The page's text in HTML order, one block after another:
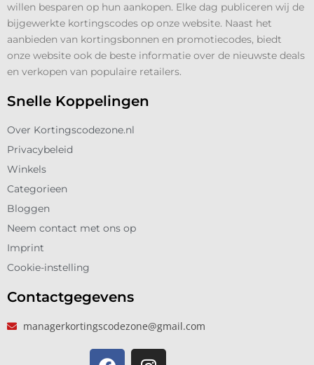
willen besparen op hun aankopen. Elke dag publiceren wij de
bijgewerkte kortingscodes op onze website. Naast het
aanbieden van kortingsbonnen en promotiecodes, biedt
onze website ook de beste informatie over de nieuwste deals
en verkopen van populaire retailers.
Snelle Koppelingen
Over Kortingscodezone.nl
Privacybeleid
Winkels
Categorieen
Bloggen
Neem contact met ons op
Imprint
Cookie-instelling
Contactgegevens
managerkortingscodezone@gmail.com